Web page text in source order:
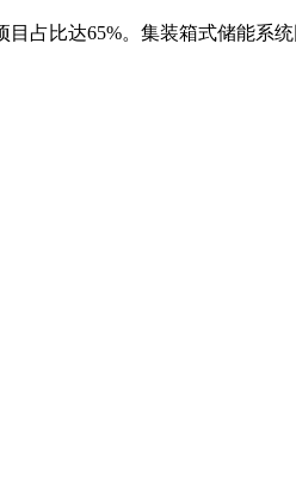
占比达65%。集装箱式储能系